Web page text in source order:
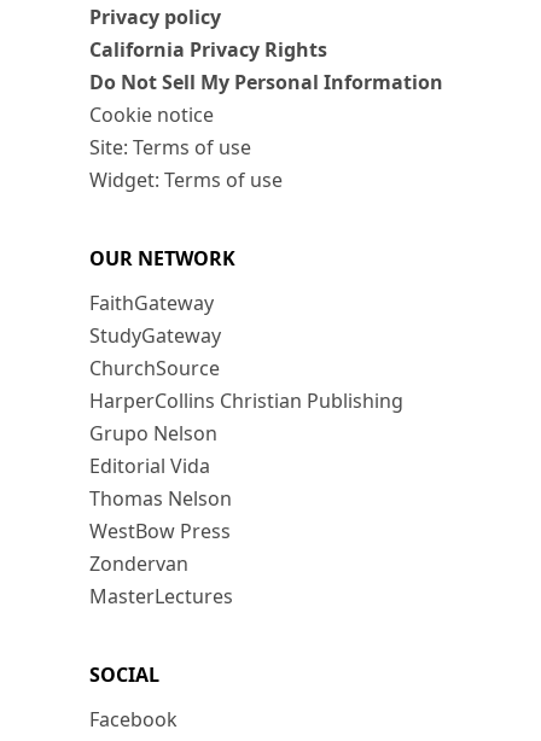
Privacy policy
California Privacy Rights
Do Not Sell My Personal Information
Cookie notice
Site: Terms of use
Widget: Terms of use
OUR NETWORK
FaithGateway
StudyGateway
ChurchSource
HarperCollins Christian Publishing
Grupo Nelson
Editorial Vida
Thomas Nelson
WestBow Press
Zondervan
MasterLectures
SOCIAL
Facebook